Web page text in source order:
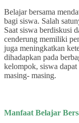
Belajar bersama
bagi siswa. Salah
Saat siswa berdiskusi
cenderung memiliki
juga meningkatkan
dihadapkan pada
kelompok, siswa
masing- masing.
Manfaat Belajar